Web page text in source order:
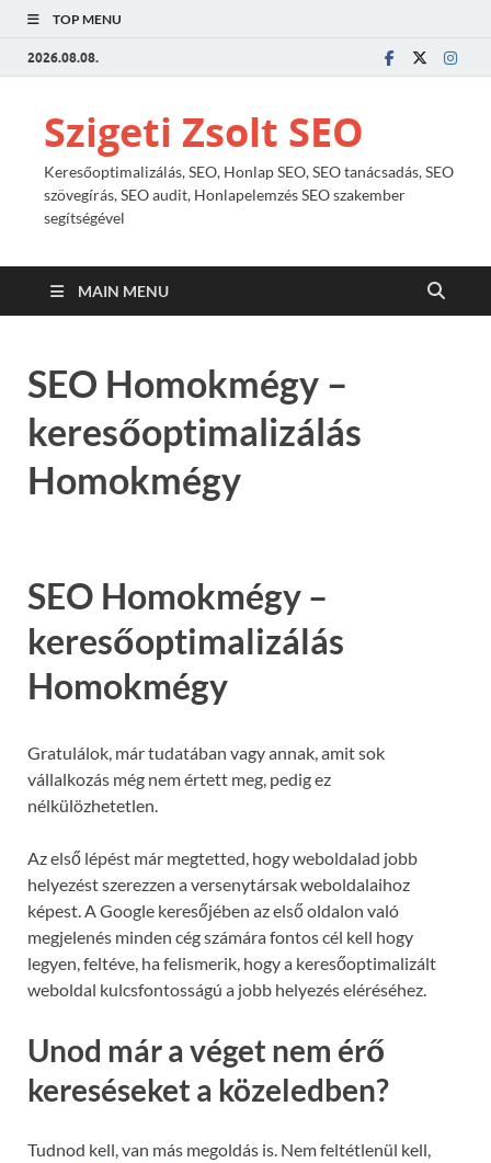
TOP MENU
2026.08.08.
Szigeti Zsolt SEO
Keresőoptimalizálás, SEO, Honlap SEO, SEO tanácsadás, SEO
szövegírás, SEO audit, Honlapelemzés SEO szakember
segítségével
MAIN MENU
SEO Homokmégy –
keresőoptimalizálás
Homokmégy
SEO Homokmégy –
keresőoptimalizálás
Homokmégy
Gratulálok, már tudatában vagy annak, amit sok
vállalkozás még nem értett meg, pedig ez
nélkülözhetetlen.
Az első lépést már megtetted, hogy weboldalad jobb
helyezést szerezzen a versenytársak weboldalaihoz
képest. A Google keresőjében az első oldalon való
megjelenés minden cég számára fontos cél kell hogy
legyen, feltéve, ha felismerik, hogy a keresőoptimalizált
weboldal kulcsfontosságú a jobb helyezés eléréséhez.
Unod már a véget nem érő
kereséseket a közeledben?
Tudnod kell, van más megoldás is. Nem feltétlenül kell,